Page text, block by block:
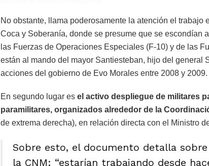
No obstante, llama poderosamente la atención el trabajo
Coca y Soberanía, donde se presume que se escondían
las Fuerzas de Operaciones Especiales (F-10) y de las
están al mando del mayor Santiesteban, hijo del general
acciones del gobierno de Evo Morales entre 2008 y 2009.
En segundo lugar es el activo despliegue de militares
paramilitares, organizados alrededor de la
de extrema derecha), en relación directa con el Ministro
Sobre esto, el documento detalla
la CNM: “estarían trabajando desde